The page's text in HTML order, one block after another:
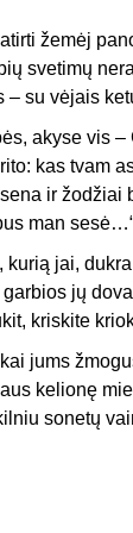
žemėj
svetimų
– su vėjais
akyse vis –
kas tvam
ir žodžiai
man
kurią jai,
garbios jų
kriskite
jums
kelionę
sonetų